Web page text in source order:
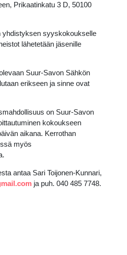
Prikaatinkatu 3 D, 50100
yhdistyksen syyskokoukselle
lähetetään jäsenille
Suur-Savon Sähkön
erikseen ja sinne ovat
on Suur-Savon
kokoukseen
aikana. Kerrothan
myös
antaa Sari Toijonen-Kunnari,
ja puh. 040 485 7748.